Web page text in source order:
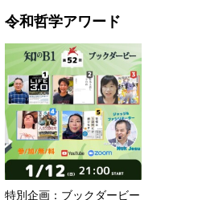
令和哲学アワード
特別企画：ブックダービー